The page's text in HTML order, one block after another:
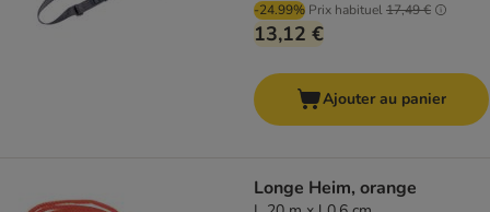
-24.99% Prix habituel17,49 €
13,12 €
Ajouter au panier
Longe Heim, orange